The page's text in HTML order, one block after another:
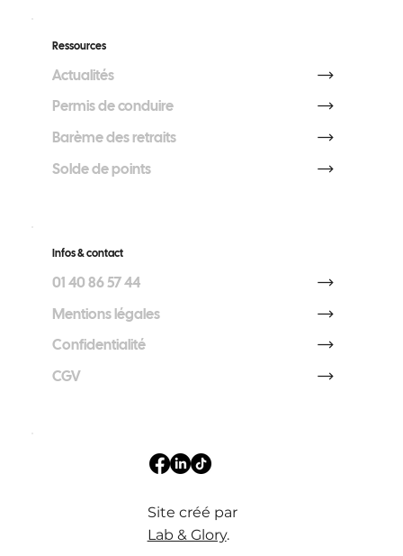
Ressources
Actualités
Permis de conduire
Barème des retraits
Solde de points
Site créé par
Lab & Glory.
Infos & contact
01 40 86 57 44
Mentions légales
Confidentialité
CGV